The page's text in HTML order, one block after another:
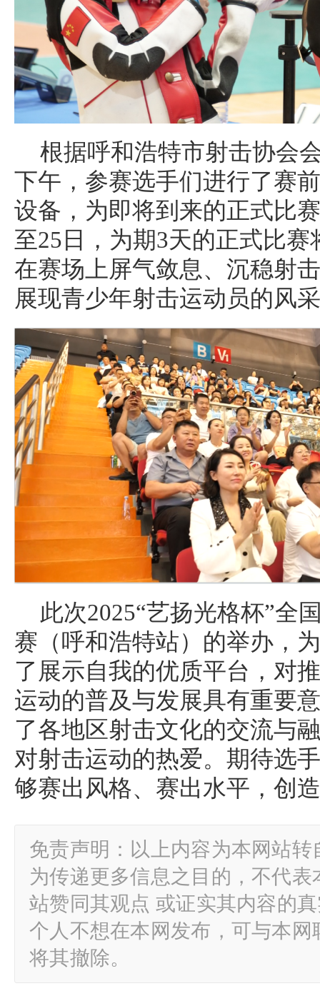
根据呼和浩特市射击协会
下午，参赛选手们进行了赛
设备，为即将到来的正式比
至25日，为期3天的正式比
在赛场上屏气敛息、沉稳射
展现青少年射击运动员的风
此次2025“艺扬光格杯”全
赛（呼和浩特站）的举办，
了展示自我的优质平台，对
运动的普及与发展具有重要
了各地区射击文化的交流与
对射击运动的热爱。期待选
够赛出风格、赛出水平，创
免责声明：以上内容为本网站
为传递更多信息之目的，不代
站赞同其观点 或证实其内容的
个人不想在本网发布，可与本
将其撤除。